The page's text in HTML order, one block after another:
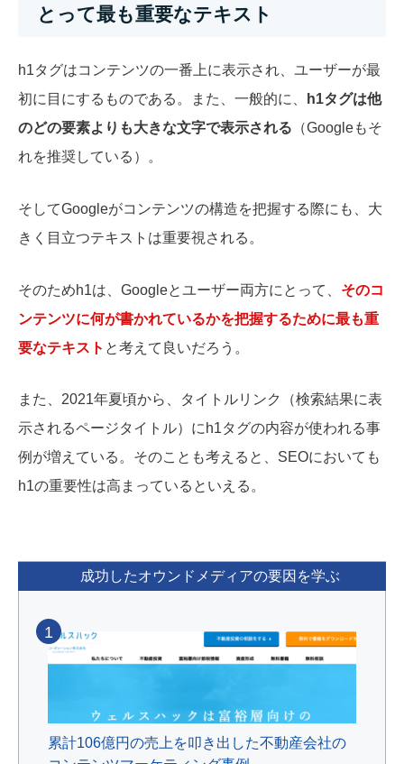
とって最も重要なテキスト
h1タグはコンテンツの一番上に表示され、ユーザーが最
初に目にするものである。また、一般的に、
h1タグは他
のどの要素よりも大きな文字で表示される （Googleもそ
れを推奨している）。
そしてGoogleがコンテンツの構造を把握する際にも、大
きく目立つテキストは重要視される。
そのためh1は、Googleとユーザー両方にとって、 そのコ
ンテンツに何が書かれているかを把握するために最も重
要なテキスト と考えて良いだろう。
また、2021年夏頃から、タイトルリンク（検索結果に表
示されるページタイトル）にh1タグの内容が使われる事
例が増えている。そのことも考えると、 SEOにおいても
h1の重要性は高まっているといえる。
成功したオウンドメディアの要因を学ぶ
累計106億円の売上を叩き出した不動産会社の
1